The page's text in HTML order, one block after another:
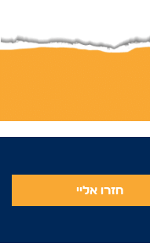
חזרו אליי